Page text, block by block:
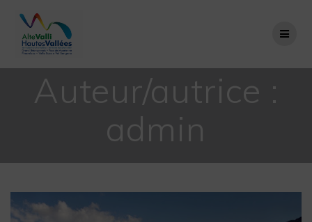
Auteur/autrice :
admin